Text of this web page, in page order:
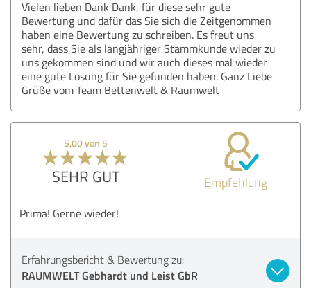
Vielen lieben Dank Dank, für diese sehr gute
Bewertung und dafür das Sie sich die Zeitgenommen
haben eine Bewertung zu schreiben. Es freut uns
sehr, dass Sie als langjähriger Stammkunde wieder zu
uns gekommen sind und wir auch dieses mal wieder
eine gute Lösung für Sie gefunden haben. Ganz Liebe
Grüße vom Team Bettenwelt & Raumwelt
5,00 von 5
SEHR GUT Empfehlung
Prima! Gerne wieder!
Erfahrungsbericht & Bewertung zu:
RAUMWELT Gebhardt und Leist GbR